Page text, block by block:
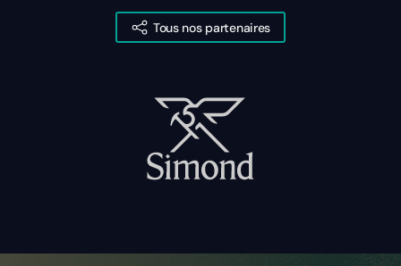
Tous nos partenaires